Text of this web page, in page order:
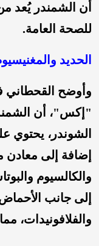
أن الشمندر يُعد من
للصحة العامة.
الحديد
وأوضح القحطاني
"إكس"، أن
إضافة إلى معادن
والكالسيوم
إلى جانب
والفلافونيدات،